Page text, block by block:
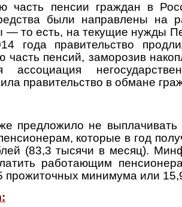
часть пенсии граждан в
были направлены на
— то есть, на текущие нужды
года правительство
часть пенсий, заморозив
ассоциация
правительство в обмане
предложило не выплачивать
которые в год
(83,3 тысячи в месяц).
работающим
прожиточных минимума или